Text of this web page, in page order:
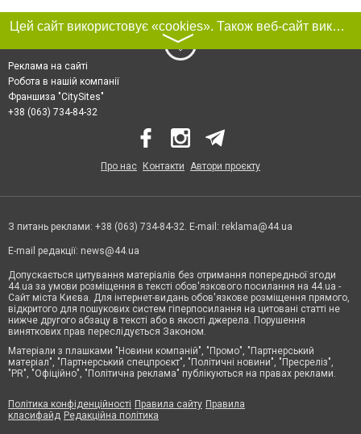
Цей сайт використовує «cookies». Також веб-сайт використовує інтернет-сервіс для збору технічних даних стосовно відвідувачів з метою отримання маркетингової та статистичної інформації. Умови обробки даних відвідувачів сайту див.
〉
Реклама на сайті
Робота в нашій компанії
Франшиза "CitySites"
+38 (063) 734-84-32
Про нас Контакти Автори проєкту
З питань реклами: +38 (063) 734-84-32. E-mail: reklama@44.ua
E-mail редакції: news@44.ua
Допускається цитування матеріалів без отримання попередньої згоди
44.ua за умови розміщення в тексті обов'язкового посилання на 44.ua -
Сайт міста Києва. Для інтернет-видань обов'язкове розміщення прямого,
відкритого для пошукових систем гіперпосилання на цитовані статті не
нижче другого абзацу в тексті або в якості джерела. Порушення
виняткових прав переслідується Законом.
Матеріали з плашками "Новини компаній", "Промо", "Партнерський
матеріал", "Партнерський спецпроєкт", "Політичні новини", "Пресреліз",
"PR", "Офіційно", "Політична реклама" публікуються на правах реклами.
Політика конфіденційності Правила сайту Правила
класифайд Редакційна політика